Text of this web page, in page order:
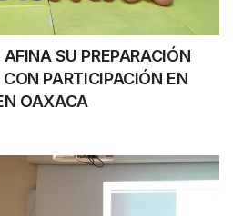
SU PREPARACIÓN
PARTICIPACIÓN EN
OAXACA